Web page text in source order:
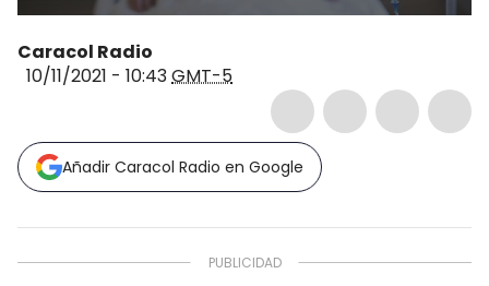
Caracol Radio
10/11/2021 - 10:43GMT-5
Añadir Caracol Radio en Google